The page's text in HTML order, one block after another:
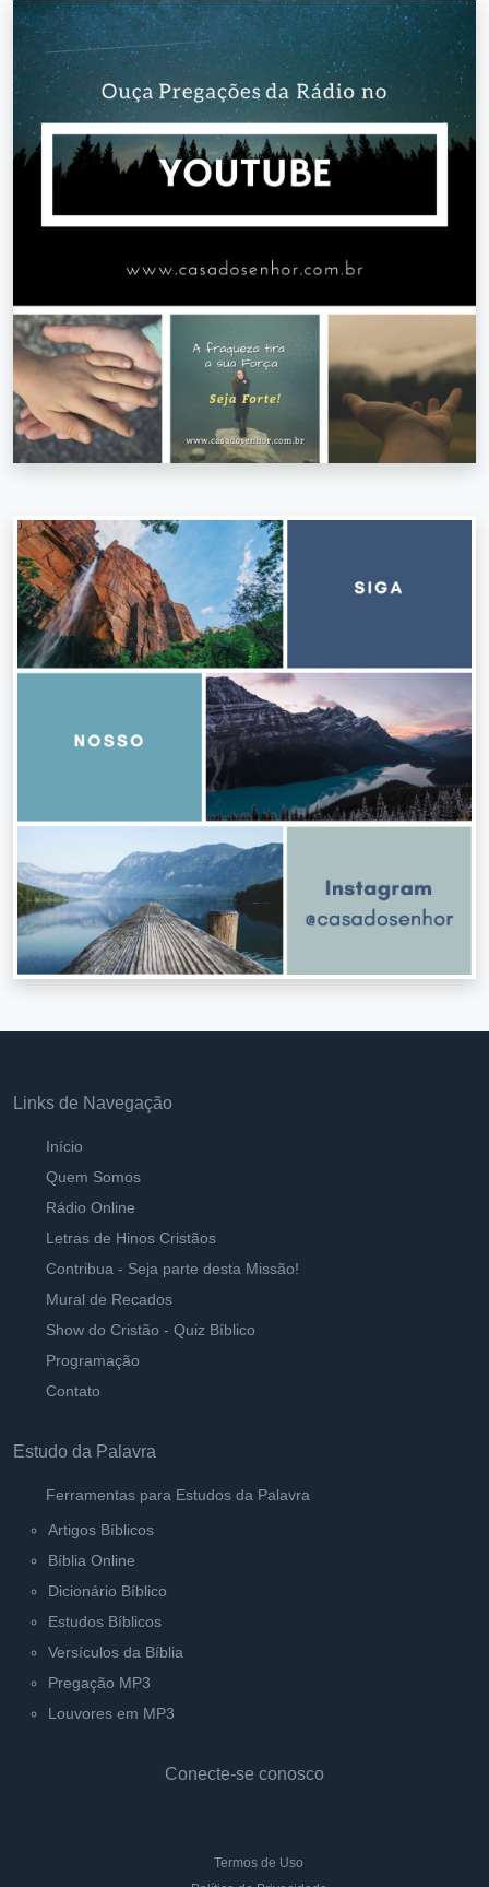
Links de Navegação
Início
Quem Somos
Rádio Online
Letras de Hinos Cristãos
Contribua - Seja parte desta Missão!
Mural de Recados
Show do Cristão - Quiz Bíblico
Programação
Estudo da Palavra
Ferramentas para Estudos da Palavra
Artigos Bíblicos
Bíblia Online
Dicionário Bíblico
Estudos Bíblicos
Versículos da Bíblia
Pregação MP3